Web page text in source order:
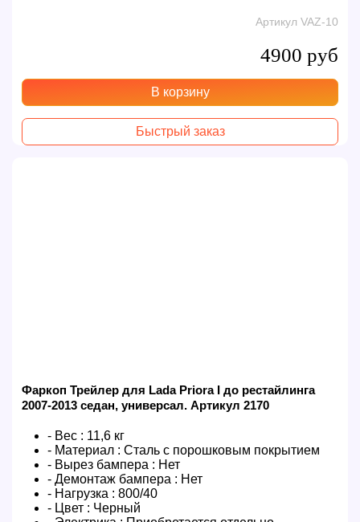
Артикул VAZ-10
4900 руб
В корзину
Быстрый заказ
Фаркоп Трейлер для Lada Priora I до рестайлинга
2007-2013 седан, универсал. Артикул 2170
- Вес : 11,6 кг
- Материал : Сталь с порошковым покрытием
- Вырез бампера : Нет
- Демонтаж бампера : Нет
- Нагрузка : 800/40
- Цвет : Черный